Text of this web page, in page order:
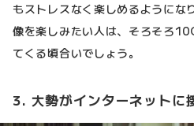
もストレスなく楽しめるようにな
像を楽しみたい人は、そろそろ
てくる頃合いでしょう。
3. 大勢がインターネットに